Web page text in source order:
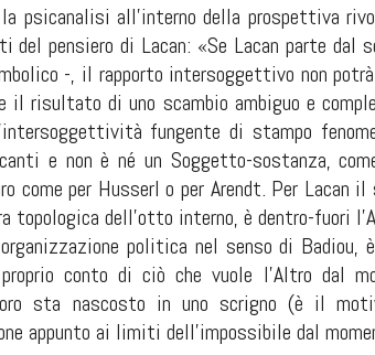
psicanalisi all'interno della prospettiva
pensiero di Lacan: «Se Lacan parte
-, il rapporto intersoggettivo non
il risultato di uno scambio ambiguo e
fungente di stampo
e non è né un Soggetto-sostanza,
come per Husserl o per Arendt. Per
topologica dell'otto interno, è dentro-fuori
politica nel senso di
conto di ciò che vuole l'Altro dal
sta nascosto in uno scrigno (è il
appunto ai limiti dell'impossibile dal